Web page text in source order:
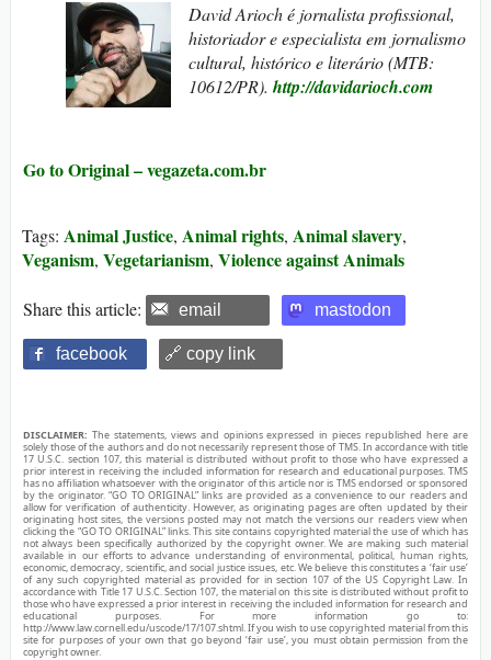
David Arioch é jornalista profissional,
historiador e especialista em jornalismo
cultural, histórico e literário(MTB:
10612/PR). http://davidarioch.com
Go to Original – vegazeta.com.br
Tags: Animal Justice, Animal rights, Animal slavery,
Veganism, Vegetarianism, Violence against Animals
Share this article: email mastodon
facebook 🔗 copy link
DISCLAIMER: The statements, views and opinions expressed in pieces republished here are
solely those of the authors and do not necessarily represent those of TMS. In accordance with title
17 U.S.C. section 107, this material is distributed without profit to those who have expressed a
prior interest in receiving the included information for research and educational purposes. TMS
has no affiliation whatsoever with the originator of this article nor is TMS endorsed or sponsored
by the originator. “GO TO ORIGINAL” links are provided as a convenience to our readers and
allow for verification of authenticity. However, as originating pages are often updated by their
originating host sites, the versions posted may not match the versions our readers view when
clicking the “GO TO ORIGINAL” links. This site contains copyrighted material the use of which has
not always been specifically authorized by the copyright owner. We are making such material
available in our efforts to advance understanding of environmental, political, human rights,
economic, democracy, scientific, and social justice issues, etc. We believe this constitutes a ‘fair use’
of any such copyrighted material as provided for in section 107 of the US Copyright Law. In
accordance with Title 17 U.S.C. Section 107, the material on this site is distributed without profit to
those who have expressed a prior interest in receiving the included information for research and
educational purposes. For more information go to:
http://www.law.cornell.edu/uscode/17/107.shtml. If you wish to use copyrighted material from this
site for purposes of your own that go beyond ‘fair use’, you must obtain permission from the
copyright owner.